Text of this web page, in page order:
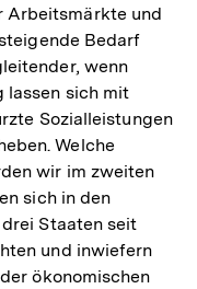
Arbeitsmärkte und
Bedarf
wenn
lassen sich mit
Sozialleistungen
Welche
wir im zweiten
sich in den
Staaten seit
und inwiefern
ökonomischen